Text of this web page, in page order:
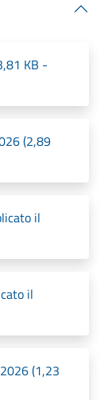
KB -
(2,89
il
il
(1,23